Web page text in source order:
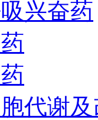
兴奋药
代谢